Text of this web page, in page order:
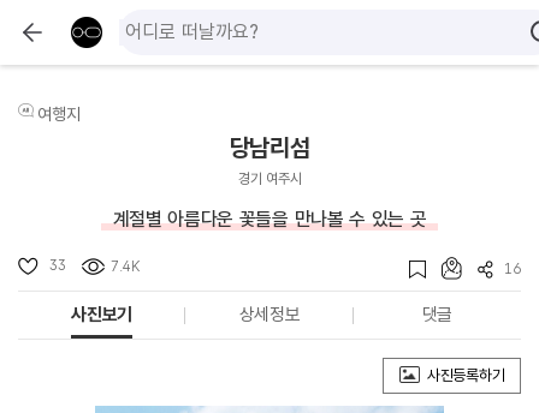
여행지
당남리섬
경기 여주시
계절별 아름다운 꽃들을 만나볼 수 있는 곳
33 7.4K 16
사진보기 상세정보 댓글
사진등록하기